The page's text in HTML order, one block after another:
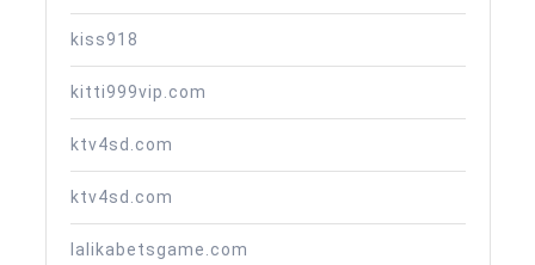
kiss918
kitti999vip.com
ktv4sd.com
ktv4sd.com
lalikabetsgame.com